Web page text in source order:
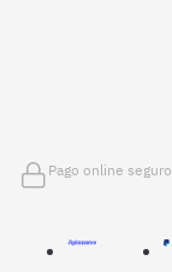
Pago online seguro